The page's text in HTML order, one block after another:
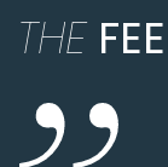
THE